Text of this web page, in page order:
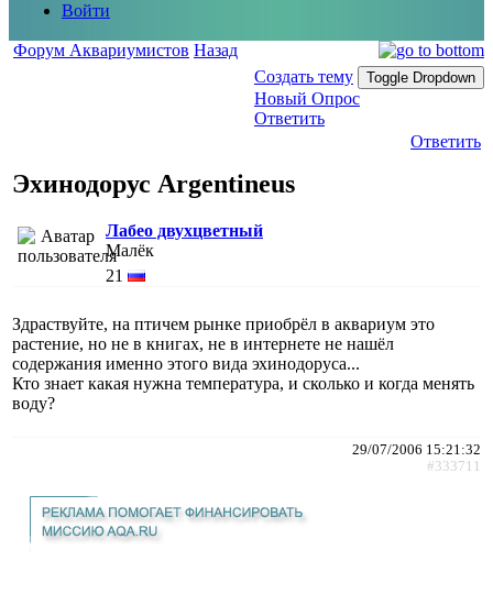
Войти
Форум Аквариумистов Назад
Создать тему
Toggle Dropdown
Новый Опрос
Ответить
Ответить
Эхинодорус Argentineus
Лабео двухцветный
Малёк
21
Здраствуйте, на птичем рынке приобрёл в аквариум это
растение, но не в книгах, не в интернете не нашёл
содержания именно этого вида эхинодоруса...
Кто знает какая нужна температура, и сколько и когда менять
воду?
29/07/2006 15:21:32
#333711